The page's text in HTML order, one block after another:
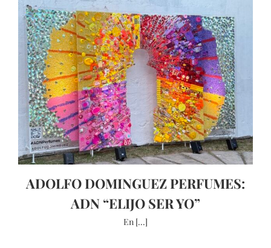
ADOLFO DOMINGUEZ PERFUMES:
ADN “ELIJO SER YO”
En [...]